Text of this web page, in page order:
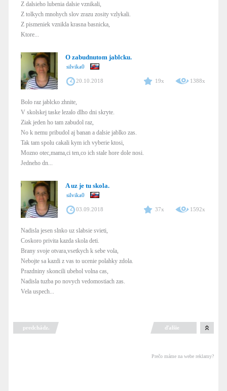
Z dalsieho lubenia dalsie vznikali,
Z tolkych mnohych slov zrazu zosity vzlykali.
Z pismeniek vznikla krasna basnicka,
Ktore...
O zabudnutom jablcku.
silvika0
20.10.2018 19x 1388x
Bolo raz jablcko zhnite,
V skolskej taske lezalo dlho dni skryte.
Ziak jeden ho tam zabudol raz,
No k nemu pribudol aj banan a dalsie jablko zas.
Tak tam spolu cakali kym ich vyberie ktosi,
Mozno otec,mama,ci ten,co ich stale hore dole nosi.
Jedneho dn...
A uz je tu skola.
silvika0
03.09.2018 37x 1592x
Nadisla jesen slnko uz slabsie svieti,
Coskoro privita kazda skola deti.
Brany svoje otvara,vsetkych k sebe vola,
Nebojte sa kazdi z vas to ucenie polahky zdola.
Prazdniny skoncili ubehol volna cas,
Nadisla tuzba po novych vedomostiach zas.
Vela uspech...
predchádz. ďalšie
Prečo máme na webe reklamy?